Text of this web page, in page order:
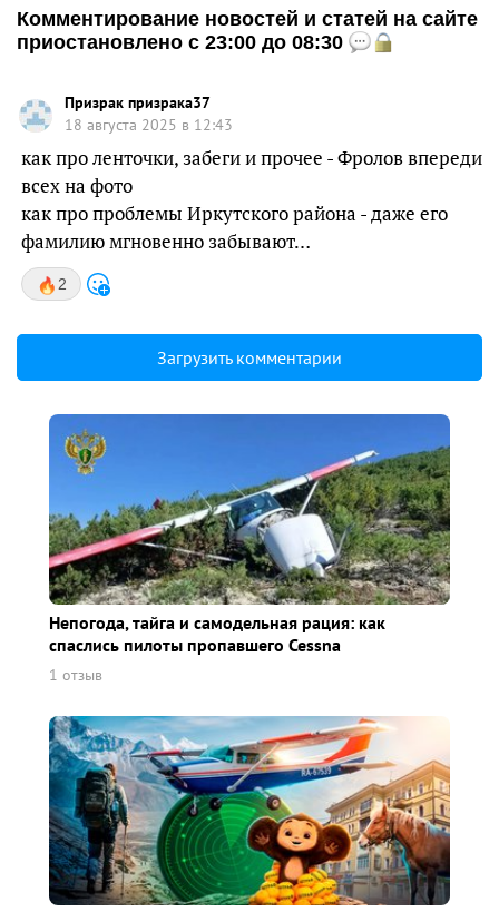
Комментирование новостей и статей на сайте
приостановлено с 23:00 до 08:30
Призрак призрака37
18 августа 2025 в 12:43
как про ленточки, забеги и прочее - Фролов впереди
всех на фото
как про проблемы Иркутского района - даже его
фамилию мгновенно забывают…
2
Загрузить комментарии
Непогода, тайга и самодельная рация: как
спаслись пилоты пропавшего Cessna
1 отзыв